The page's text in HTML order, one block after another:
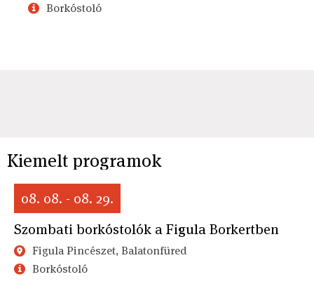
Borkóstoló
Kiemelt programok
08. 08. - 08. 29.
Szombati borkóstolók a Figula Borkertben
Figula Pincészet, Balatonfüred
Borkóstoló